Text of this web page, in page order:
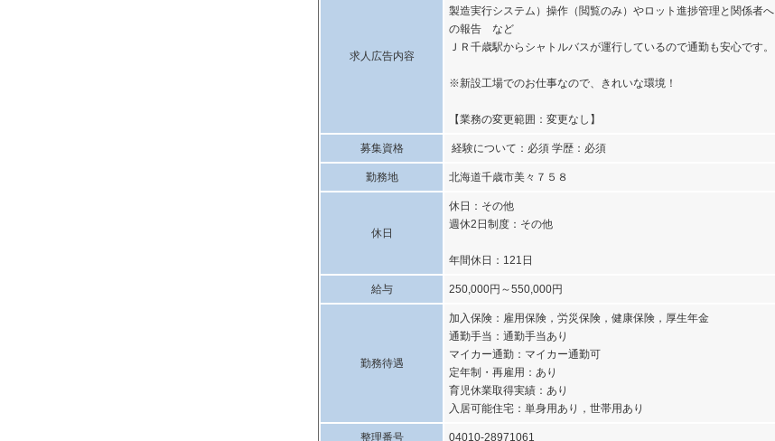
求人広告内容
製造実行システム）操作（閲覧のみ）やロット進捗管理と関係者へ
の報告 など
ＪＲ千歳駅からシャトルバスが運行しているので通勤も安心です。
※新設工場でのお仕事なので、きれいな環境！
【業務の変更範囲：変更なし】
募集資格 経験について：必須 学歴：必須
勤務地 北海道千歳市美々７５８
休日
休日：その他
週休2日制度：その他
年間休日：121日
給与 250,000円～550,000円
勤務待遇
加入保険：雇用保険，労災保険，健康保険，厚生年金
通勤手当：通勤手当あり
マイカー通勤：マイカー通勤可
定年制・再雇用：あり
育児休業取得実績：あり
入居可能住宅：単身用あり，世帯用あり
整理番号 04010-28971061